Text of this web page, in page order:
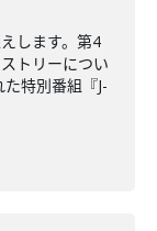
します。第4
トリーについ
特別番組『J-